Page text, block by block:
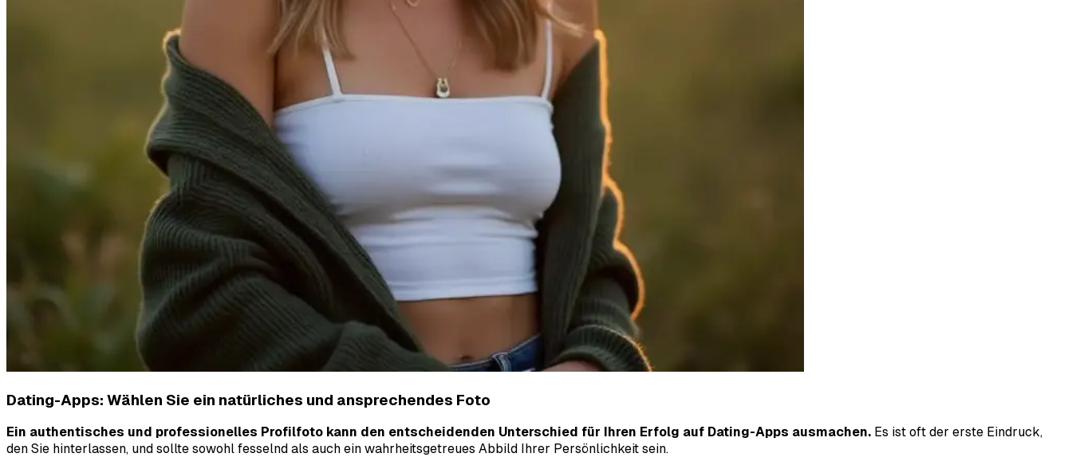
Dating-Apps: Wählen Sie ein natürliches und ansprechendes Foto
Ein authentisches und professionelles Profilfoto kann den entscheidenden Unterschied für Ihren Erfolg auf Dating-Apps ausmachen. Es ist oft der erste Eindruck,
den Sie hinterlassen, und sollte sowohl fesselnd als auch ein wahrheitsgetreues Abbild Ihrer Persönlichkeit sein.